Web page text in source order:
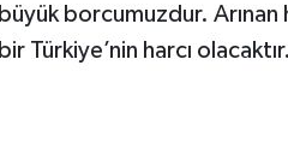
büyük borcumuzdur.
bir Türkiye’nin harcı olacaktır.